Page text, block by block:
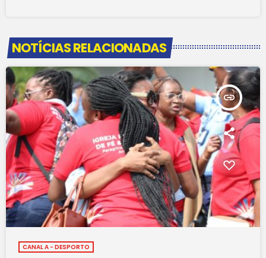
NOTÍCIAS RELACIONADAS
insert_link
CANAL A - DESPORTO